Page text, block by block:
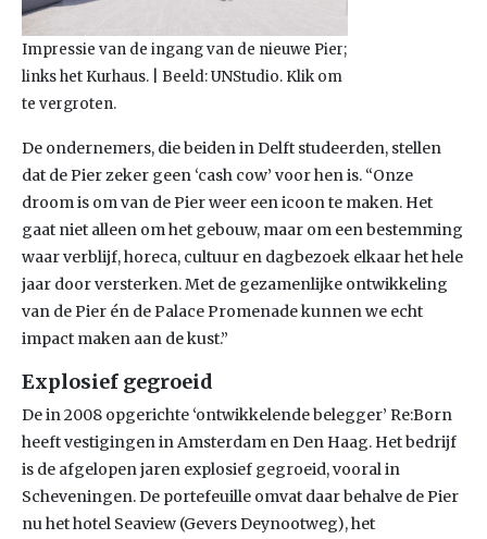
Impressie van de ingang van de nieuwe Pier;
links het Kurhaus. | Beeld: UNStudio. Klik om
te vergroten.
De ondernemers, die beiden in Delft studeerden, stellen
dat de Pier zeker geen ‘cash cow’ voor hen is. “Onze
droom is om van de Pier weer een icoon te maken. Het
gaat niet alleen om het gebouw, maar om een bestemming
waar verblijf, horeca, cultuur en dagbezoek elkaar het hele
jaar door versterken. Met de gezamenlijke ontwikkeling
van de Pier én de Palace Promenade kunnen we echt
impact maken aan de kust.”
Explosief gegroeid
De in 2008 opgerichte ‘ontwikkelende belegger’ Re:Born
heeft vestigingen in Amsterdam en Den Haag. Het bedrijf
is de afgelopen jaren explosief gegroeid, vooral in
Scheveningen. De portefeuille omvat daar behalve de Pier
nu het hotel Seaview (Gevers Deynootweg), het